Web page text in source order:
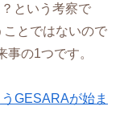
という考察で
とではないので
の1つです。
GESARAが始ま